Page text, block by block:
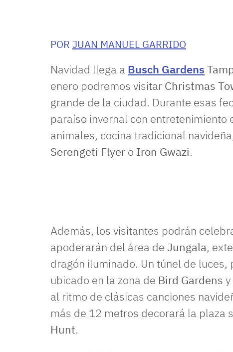
POR JUAN MANUEL GARRIDO
Navidad llega a Busch Gardens
enero podremos visitar Christmas
grande de la ciudad. Durante esas
paraíso invernal con entretenimiento
animales, cocina tradicional
Serengeti Flyer o Iron Gwazi.
Además, los visitantes podrán
apoderarán del área de Jungala,
dragón iluminado. Un túnel de luces,
ubicado en la zona de Bird Gardens
al ritmo de clásicas canciones
más de 12 metros decorará la plaza
Hunt.